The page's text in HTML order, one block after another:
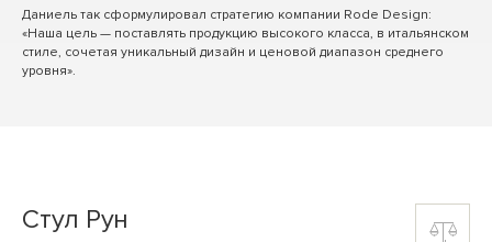
Даниель так сформулировал стратегию компании Rode Design:
«Наша цель — поставлять продукцию высокого класса, в итальянском
стиле, сочетая уникальный дизайн и ценовой диапазон среднего
уровня».
Стул Рун